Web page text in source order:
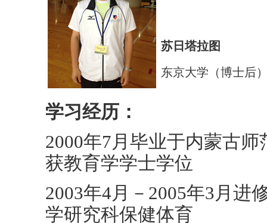
苏日塔拉图
东京大学（博士后
学习经历：
2000年7月毕业于内蒙古
获教育学学士学位
2003年4月－2005年3月进
学研究科保健体育